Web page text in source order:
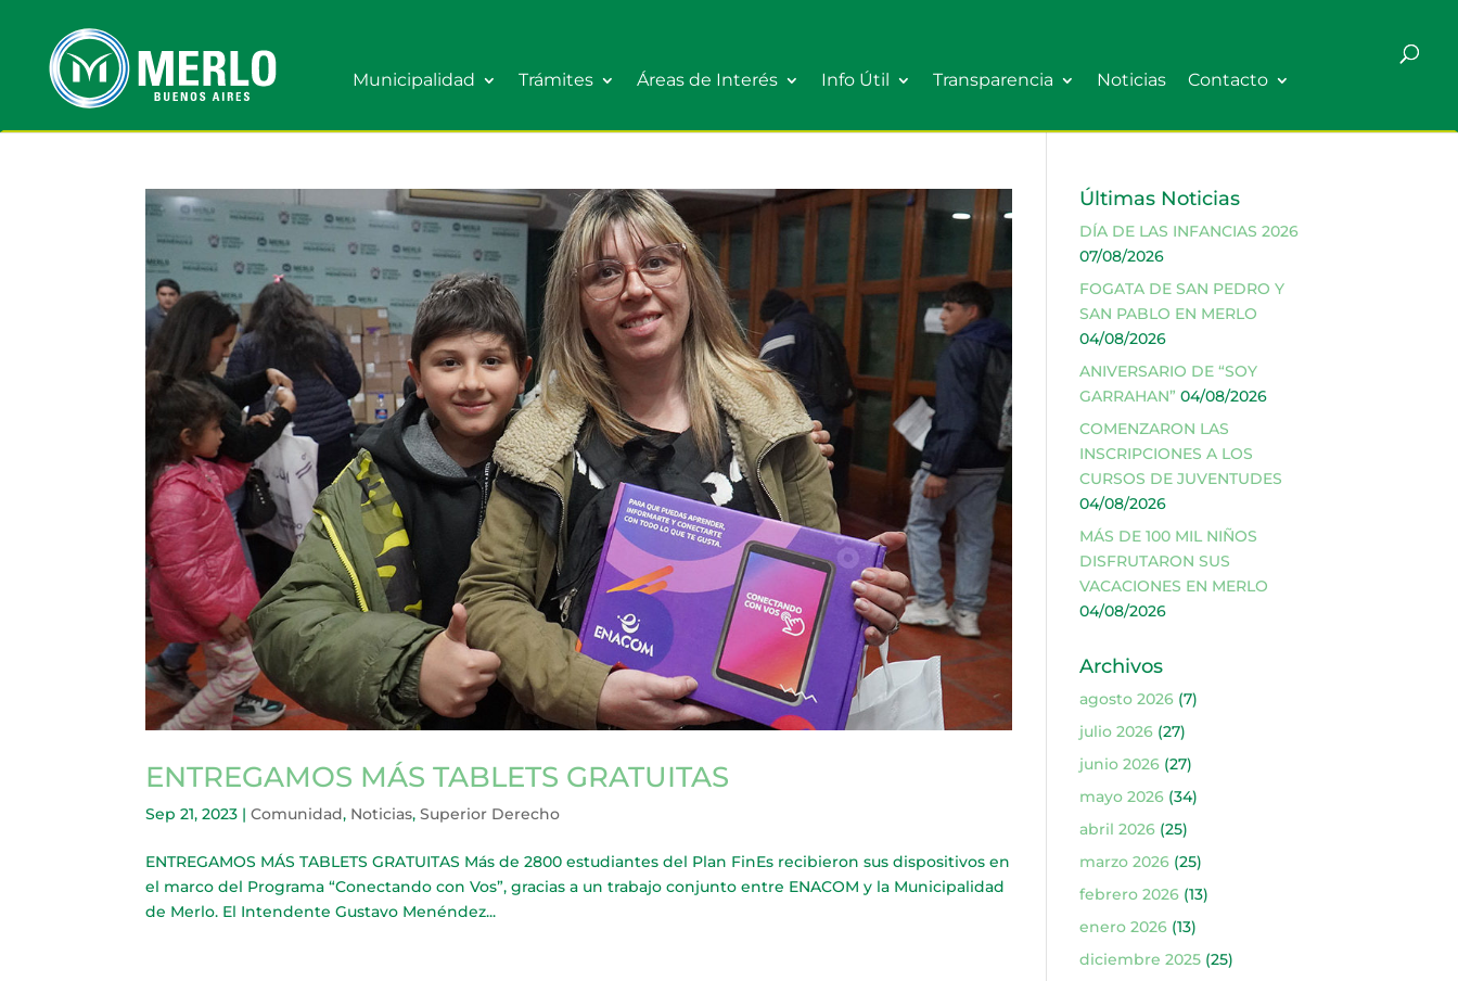
Municipalidad Trámites Áreas de Interés Info Útil Transparencia Noticias Contacto
ENTREGAMOS MÁS TABLETS GRATUITAS
Sep 21, 2023 |Comunidad, Noticias,Superior Derecho
ENTREGAMOS MÁS TABLETS GRATUITAS Más de 2800 estudiantes del Plan FinEs recibieron sus dispositivos en
el marco del Programa “Conectando con Vos”, gracias a un trabajo conjunto entre ENACOM y la Municipalidad
de Merlo. El Intendente Gustavo Menéndez...
Últimas Noticias
DÍA DE LAS INFANCIAS 2026
07/08/2026
FOGATA DE SAN PEDRO Y
SAN PABLO EN MERLO
04/08/2026
ANIVERSARIO DE “SOY
GARRAHAN” 04/08/2026
COMENZARON LAS
INSCRIPCIONES A LOS
CURSOS DE JUVENTUDES
04/08/2026
MÁS DE 100 MIL NIÑOS
DISFRUTARON SUS
VACACIONES EN MERLO
04/08/2026
Archivos
agosto 2026(7)
julio 2026(27)
junio 2026(27)
mayo 2026(34)
abril 2026(25)
marzo 2026(25)
febrero 2026(13)
enero 2026(13)
diciembre 2025(25)